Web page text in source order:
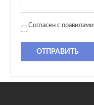
Согласен с правилами
ОТПРАВИТЬ